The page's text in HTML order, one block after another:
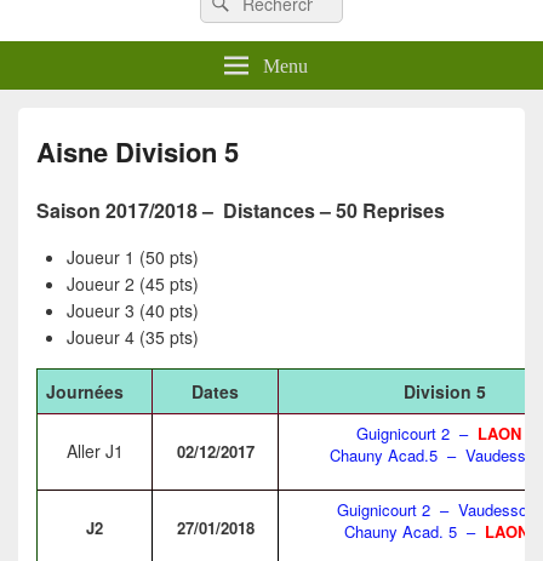
Menu
Aisne Division 5
Saison 2017/2018 – Distances – 50 Reprises
Joueur 1 (50 pts)
Joueur 2 (45 pts)
Joueur 3 (40 pts)
Joueur 4 (35 pts)
Journées Dates Division 5
Aller J1 02/12/2017
Guignicourt 2 – LAON 2
Chauny Acad.5 –
J2 27/01/2018
Guignicourt 2 –
Chauny Acad. 5 – LAON